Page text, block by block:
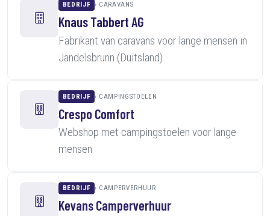
BEDRIJF CARAVANS
Knaus Tabbert AG
Fabrikant van caravans voor lange mensen in
Jandelsbrunn (Duitsland)
BEDRIJF CAMPINGSTOELEN
Crespo Comfort
Webshop met campingstoelen voor lange
mensen
BEDRIJF CAMPERVERHUUR
Kevans Camperverhuur